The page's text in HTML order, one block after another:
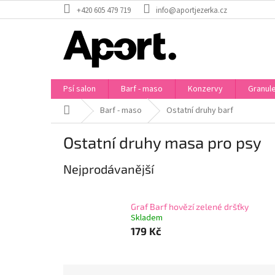
na
+420 605 479 719 info@aportjezerka.cz
Psí salon Barf - maso Konzervy Granule
Domů Barf - maso Ostatní druhy barf
Ostatní druhy masa pro psy
Nejprodávanější
Graf Barf hovězí zelené dršťky
Skladem
179 Kč